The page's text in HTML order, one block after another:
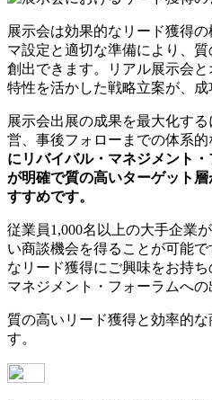
展示会は効果的なリード獲得
マ設定と適切な準備により、
創出できます。リアル展示会
特性を活かした戦略立案が、成
展示会出展の成果を最大化す
営、事後フォローまでの体系的
にリバイバル・マネジメント
が明確で質の高いターゲット
すすめです。
従業員1,000名以上の大手企業
い商談機会を得ることが可能
なリード獲得にご興味をお持
マネジメント・フォーラムへの
質の高いリード獲得と効率的
す。